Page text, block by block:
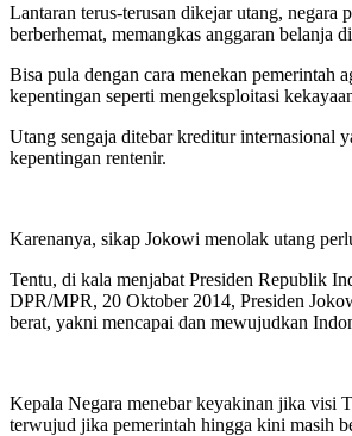
Lantaran terus-terusan dikejar utang,
berberhemat, memangkas anggaran belanja
Bisa pula dengan cara menekan pemerintah
kepentingan seperti mengeksploitasi
Utang sengaja ditebar kreditur internasional
kepentingan rentenir.
Karenanya, sikap Jokowi menolak utang
Tentu, di kala menjabat Presiden Republik
DPR/MPR, 20 Oktober 2014, Presiden
berat, yakni mencapai dan mewujudkan
Kepala Negara menebar keyakinan jika visi
terwujud jika pemerintah hingga kini masih